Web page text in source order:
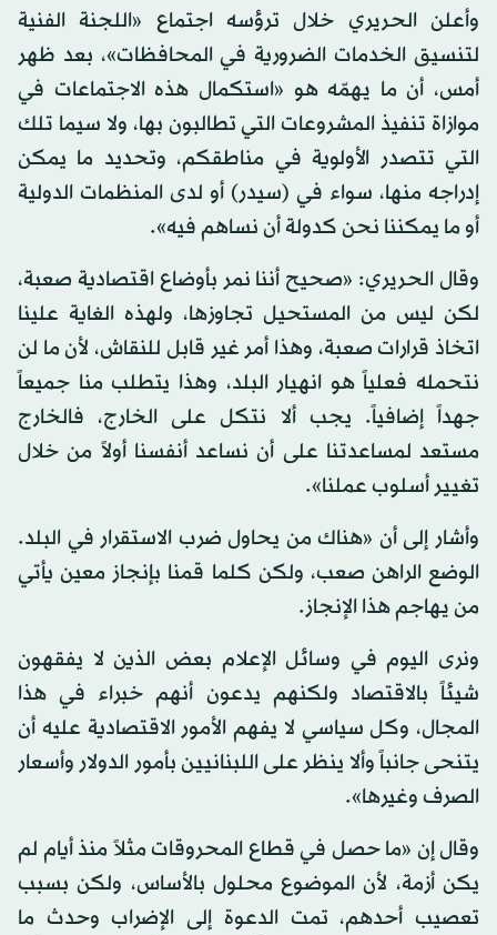
وأعلن الحريري خلال ترؤسه اجتماع «اللجنة الفنية
لتنسيق الخدمات الضرورية في المحافظات»، بعد ظهر
أمس، أن ما يهمّه هو «استكمال هذه الاجتماعات في
موازاة تنفيذ المشروعات التي تطالبون بها، ولا سيما تلك
التي تتصدر الأولوية في مناطقكم، وتحديد ما يمكن
إدراجه منها، سواء في (سيدر) أو لدى المنظمات الدولية
أو ما يمكننا نحن كدولة أن نساهم فيه».
وقال الحريري: «صحيح أننا نمر بأوضاع اقتصادية صعبة،
لكن ليس من المستحيل تجاوزها، ولهذه الغاية علينا
اتخاذ قرارات صعبة، وهذا أمر غير قابل للنقاش، لأن ما لن
نتحمله فعلياً هو انهيار البلد، وهذا يتطلب منا جميعاً
جهداً إضافياً. يجب ألا نتكل على الخارج، فالخارج
مستعد لمساعدتنا على أن نساعد أنفسنا أولاً من خلال
تغيير أسلوب عملنا».
وأشار إلى أن «هناك من يحاول ضرب الاستقرار في البلد.
الوضع الراهن صعب، ولكن كلما قمنا بإنجاز معين يأتي
من يهاجم هذا الإنجاز.
ونرى اليوم في وسائل الإعلام بعض الذين لا يفقهون
شيئاً بالاقتصاد ولكنهم يدعون أنهم خبراء في هذا
المجال، وكل سياسي لا يفهم الأمور الاقتصادية عليه أن
يتنحى جانباً وألا ينظر على اللبنانيين بأمور الدولار وأسعار
الصرف وغيرها».
وقال إن «ما حصل في قطاع المحروقات مثلاً منذ أيام لم
يكن أزمة، لأن الموضوع محلول بالأساس، ولكن بسبب
تعصيب أحدهم، تمت الدعوة إلى الإضراب وحدث ما